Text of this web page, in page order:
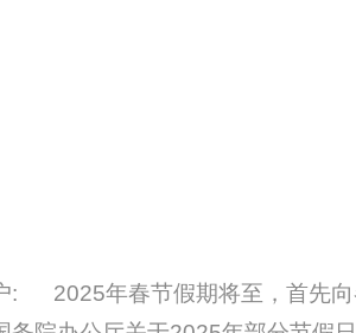
: 2025年春节假期将至，首先向